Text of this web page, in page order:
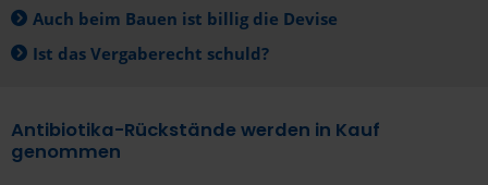
Auch beim Bauen ist billig die Devise
Ist das Vergaberecht schuld?
Antibiotika-Rückstände werden in Kauf
genommen